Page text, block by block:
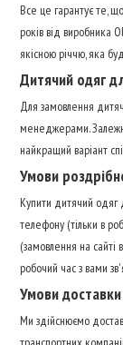
Все це гарантує те,
років від виробника
якісною річчю, яка
Дитячий одяг
Для замовлення
менеджерами.
найкращий варіант
Умови
Купити дитячий
телефону (тільки в
(замовлення на сайті
робочий час з вами
Умови доставки
Ми здійснюємо